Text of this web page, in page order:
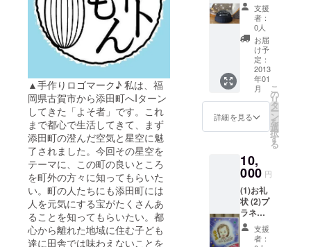
▲手作りロゴマーク♪ 私は、福
岡県古賀市から添田町へIターン
してきた「よそ者」です。これ
まで都心で生活してきて、まず
添田町の澄んだ空気と星空に魅
了されました。今回その星空を
テーマに、この町の良いところ
を町外の方々に知ってもらいた
い。町の人たちにも添田町には
人を元気にする宝がたくさんあ
ることを知ってもらいたい。都
心から離れた地域に住む子ども
達に田舎では味わえないことを
りさせ
ていた
だきま
す。
リウム
観賞チ
ケット1
枚 (3)
ワーク
ショッ
プ「星
降る
ドーム
を作ろ
う」無
料参加
など当
日参加
できな
い方に
は、
ワーク
ショッ
プ参加
支援
者：
0人
お届
け予
定：
2013
年01
月
詳細を見る
こ
の
リ
タ
ー
ン
を
選
択
す
る
10,
000 円
(1)お礼
状 (2)プ
ラネタ
リウム
観賞チ
支援
者：